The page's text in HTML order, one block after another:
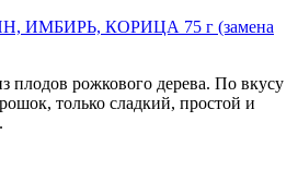
ИМБИРЬ, КОРИЦА 75 г (замена
плодов рожкового дерева. По вкусу
только сладкий, простой и